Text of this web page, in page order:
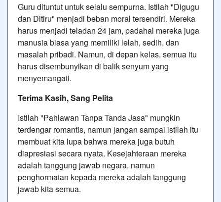
Guru dituntut untuk selalu sempurna. Istilah "Digugu
dan Ditiru" menjadi beban moral tersendiri. Mereka
harus menjadi teladan 24 jam, padahal mereka juga
manusia biasa yang memiliki lelah, sedih, dan
masalah pribadi. Namun, di depan kelas, semua itu
harus disembunyikan di balik senyum yang
menyemangati.
Terima Kasih, Sang Pelita
Istilah "Pahlawan Tanpa Tanda Jasa" mungkin
terdengar romantis, namun jangan sampai istilah itu
membuat kita lupa bahwa mereka juga butuh
diapresiasi secara nyata. Kesejahteraan mereka
adalah tanggung jawab negara, namun
penghormatan kepada mereka adalah tanggung
jawab kita semua.